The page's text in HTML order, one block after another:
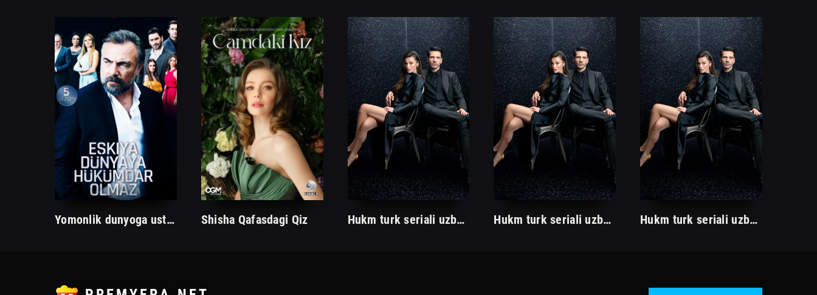
Yomonlik dunyoga ustun bo'lolmas uzbek tilida 1. 10. 20. 30. 40. 50. 60. 70. 80. 90. 100. 150. 200 Barcha qismlar ozbek tilida tarjima serial Shisha Qafasdagi Qiz Hukm turk seriali uzbek tilida /Хукм турк сериали ўзбек тилида/ 203. 204. 205. 206. 207. 208. 209. 210. 211. 212. 213. 214. 215 barcha qismlari. Hukm turk seriali uzbek tilida /Хукм турк сериали ўзбек тилида/ 203. 204. 205. 206. 207. 208. 209. 210. 211. 212. 213. 214. 215 barcha qismlari. Hukm turk seriali uzbek tilida /Хукм турк сериали ўзбек тилида/ 203. 204. 205. 206. 207. 208. 209. 210. 211. 212. 213. 214. 215 barcha qismlari.